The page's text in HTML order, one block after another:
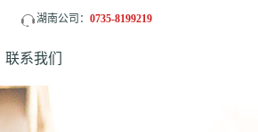
湖南公司： 0735-8199219
联系我们